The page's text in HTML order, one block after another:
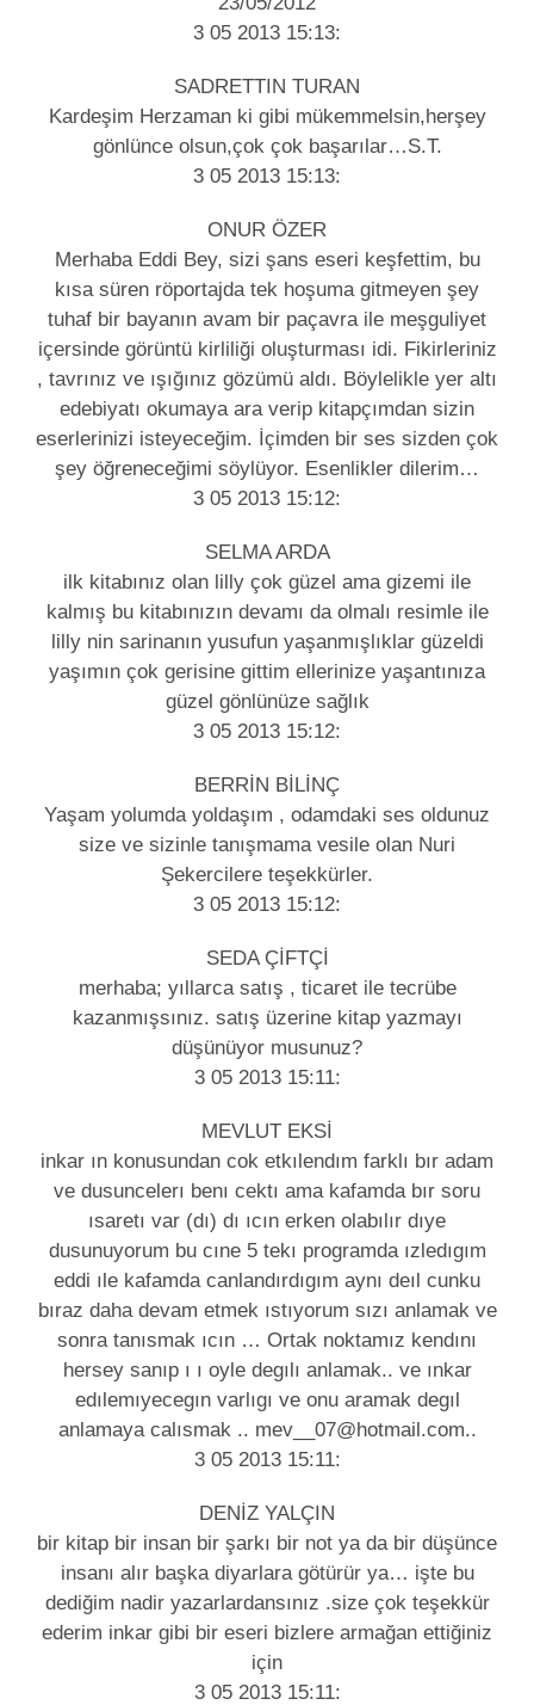
3 05 2013 15:13:
SADRETTIN TURAN
Kardeşim Herzaman ki gibi mükemmelsin,herşey
gönlünce olsun,çok çok başarılar…S.T.
3 05 2013 15:13:
ONUR ÖZER
Merhaba Eddi Bey, sizi şans eseri keşfettim, bu
kısa süren röportajda tek hoşuma gitmeyen şey
tuhaf bir bayanın avam bir paçavra ile meşguliyet
içersinde görüntü kirliliği oluşturması idi. Fikirleriniz
, tavrınız ve ışığınız gözümü aldı. Böylelikle yer altı
edebiyatı okumaya ara verip kitapçımdan sizin
eserlerinizi isteyeceğim. İçimden bir ses sizden çok
şey öğreneceğimi söylüyor. Esenlikler dilerim…
3 05 2013 15:12:
SELMA ARDA
ilk kitabınız olan lilly çok güzel ama gizemi ile
kalmış bu kitabınızın devamı da olmalı resimle ile
lilly nin sarinanın yusufun yaşanmışlıklar güzeldi
yaşımın çok gerisine gittim ellerinize yaşantınıza
güzel gönlünüze sağlık
3 05 2013 15:12:
BERRİN BİLİNÇ
Yaşam yolumda yoldaşım , odamdaki ses oldunuz
size ve sizinle tanışmama vesile olan Nuri
Şekercilere teşekkürler.
3 05 2013 15:12:
SEDA ÇİFTÇİ
merhaba; yıllarca satış , ticaret ile tecrübe
kazanmışsınız. satış üzerine kitap yazmayı
düşünüyor musunuz?
3 05 2013 15:11:
MEVLUT EKSİ
inkar ın konusundan cok etkılendım farklı bır adam
ve dusuncelerı benı cektı ama kafamda bır soru
ısaretı var (dı) dı ıcın erken olabılır dıye
dusunuyorum bu cıne 5 tekı programda ızledıgım
eddi ıle kafamda canlandırdıgım aynı deıl cunku
bıraz daha devam etmek ıstıyorum sızı anlamak ve
sonra tanısmak ıcın … Ortak noktamız kendını
hersey sanıp ı ı oyle degılı anlamak.. ve ınkar
edılemıyecegın varlıgı ve onu aramak degıl
anlamaya calısmak .. mev__07@hotmail.com..
3 05 2013 15:11:
DENİZ YALÇIN
bir kitap bir insan bir şarkı bir not ya da bir düşünce
insanı alır başka diyarlara götürür ya… işte bu
dediğim nadir yazarlardansınız .size çok teşekkür
ederim inkar gibi bir eseri bizlere armağan ettiğiniz
için
3 05 2013 15:11: